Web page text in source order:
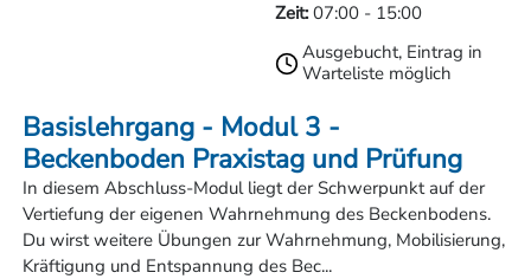
Basislehrgang - Modul 3 -
Beckenboden Praxistag und Prüfung
In diesem Abschluss-Modul liegt der Schwerpunkt auf der
Vertiefung der eigenen Wahrnehmung des Beckenbodens.
Du wirst weitere Übungen zur Wahrnehmung, Mobilisierung,
Kräftigung und Entspannung des Bec...
Zeit:07:00- 15:00
Ausgebucht, Eintrag in
Warteliste möglich